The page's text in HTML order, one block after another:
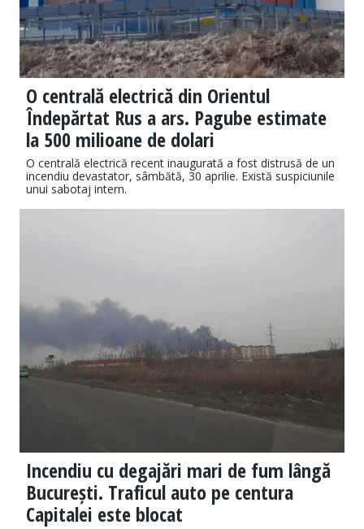
O centrală electrică din Orientul
Îndepărtat Rus a ars. Pagube estimate
la 500 milioane de dolari
O centrală electrică recent inaugurată a fost distrusă de un
incendiu devastator, sâmbătă, 30 aprilie. Există suspiciunile
unui sabotaj intern.
Incendiu cu degajări mari de fum lângă
București. Traficul auto pe centura
Capitalei este blocat